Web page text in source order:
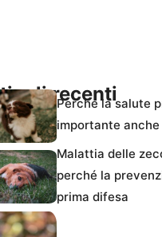
recenti
Perché la salute
importante
Malattia delle
perché la
prima difesa